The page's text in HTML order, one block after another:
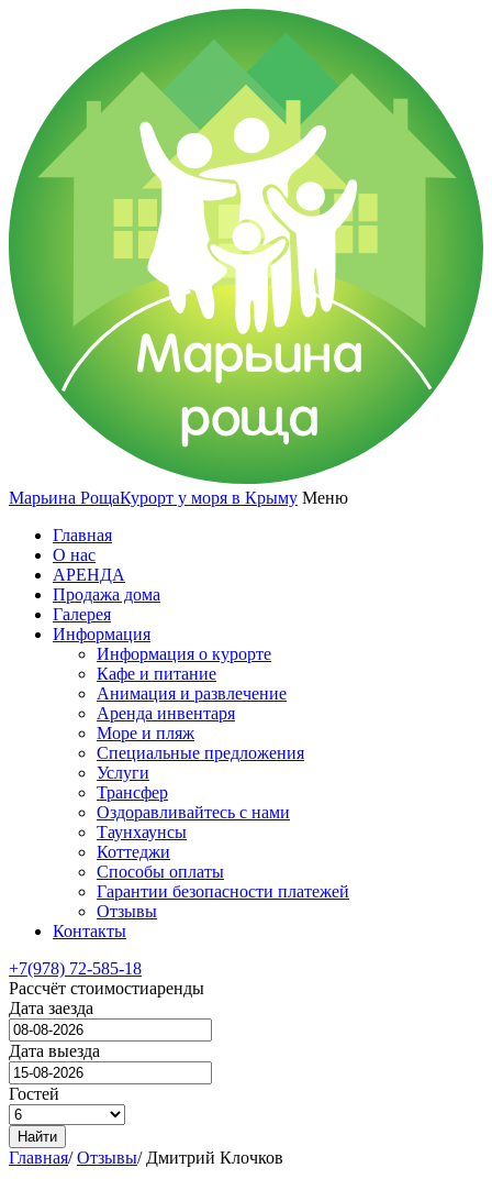
Марьина РощаКурорт у моря в Крыму Меню
Главная
О нас
АРЕНДА
Продажа дома
Галерея
Информация
Информация о курорте
Кафе и питание
Анимация и развлечение
Аренда инвентаря
Море и пляж
Специальные предложения
Услуги
Трансфер
Оздоравливайтесь с нами
Таунхаунсы
Коттеджи
Способы оплаты
Гарантии безопасности платежей
Отзывы
Контакты
+7(978) 72-585-18
Рассчёт стоимостиаренды
Дата заезда
Дата выезда
Гостей
Найти
Главная/ Отзывы/ Дмитрий Клочков